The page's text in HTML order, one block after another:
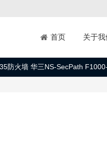
首页 关于我
防火墙 华三NS-SecPath